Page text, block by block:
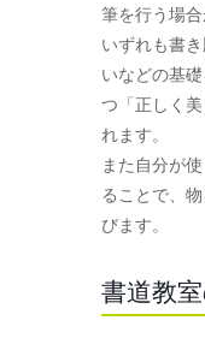
筆を行う場合
いずれも書
いなどの基
つ「正しく
れます。
また自分が
ることで、
びます。
書道教